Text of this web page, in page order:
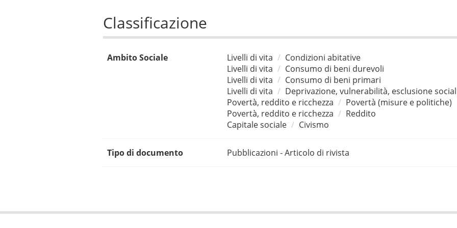
Classificazione
Ambito Sociale Livelli di vita
Condizioni abitative
Livelli di vita
Consumo di beni durevoli
Livelli di vita
Consumo di beni primari
Livelli di vita
Deprivazione, vulnerabilità, esclusione
Povertà, reddito e ricchezza
Povertà (misure e politiche)
Povertà, reddito e ricchezza
Reddito
Capitale sociale
Civismo
Tipo di documento Pubblicazioni - Articolo di rivista